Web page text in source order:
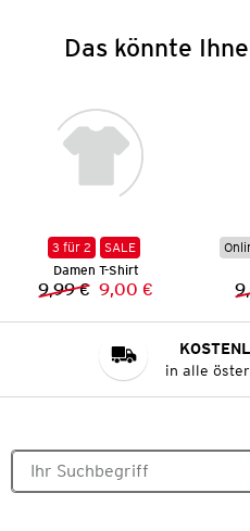
Das könnte
3 für 2
SALE
Damen T-Shirt
Vorheriger Preis:
9,99 € Neuer Preis:
9,00 €
in alle